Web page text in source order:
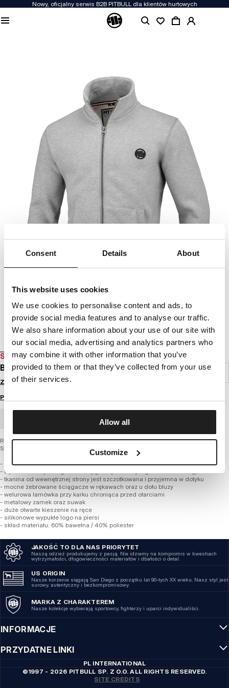
Consent Details About
This website uses cookies
We use cookies to personalise content and ads, to
provide social media features and to analyse our traffic.
We also share information about your use of our site with
our social media, advertising and analytics partners who
may combine it with other information that you’ve
provided to them or that they’ve collected from your use
of their services.
Allow all
Customize
Nowy, oficjalny serwis B2B PITBULL dla klientów hurtowych
SALE
BLUZA ROZPINANA SMALL LOGO 21
Zaloguj się by zobaczyć ceny
Przewodnik po rozmiarach
Rozpinana bluza męska z najnowszej kolekcji firmy PIT BULL WEST COAST –
Small Logo
- klasyczny fason z wysoką stójką
- wykonana z wysokogatunkowej grubej bawełny o gramaturze 400 g/m2
- tkanina od wewnętrznej strony jest szczotkowana i przyjemna w dotyku
- mocne żebrowane ściągacze w rękawach oraz u dołu bluzy
- welurowa lamówka przy karku chroniąca przed otarciami
- metalowy zamek oraz suwak
- duże otwarte kieszenie na ręce
- silikonowe wypukłe logo na piersi
- skład materiału: 60% bawełna / 40% poliester
JAKOŚĆ TO DLA NAS PRIORYTET
Naszą odzież produkujemy z pasją. Nie idziemy na kompromis w kwestiach
wytrzymałości, długowieczności materiałów i dbałości o detal.
US ORIGIN
Nasze korzenie sięgają San Diego z początku lat 90-tych XX wieku. Nasz styl jest
surowy, autentyczny i bezkompromisowy.
MARKA Z CHARAKTEREM
Nasze kolekcje wybierają sportowcy, fighterzy i uparci indywidualiści.
INFORMACJE
PRZYDATNE LINKI
PL INTERNATIONAL
©1997 - 2026 PITBULL SP. Z O.O. ALL RIGHTS RESERVED.
SITE CREDITS